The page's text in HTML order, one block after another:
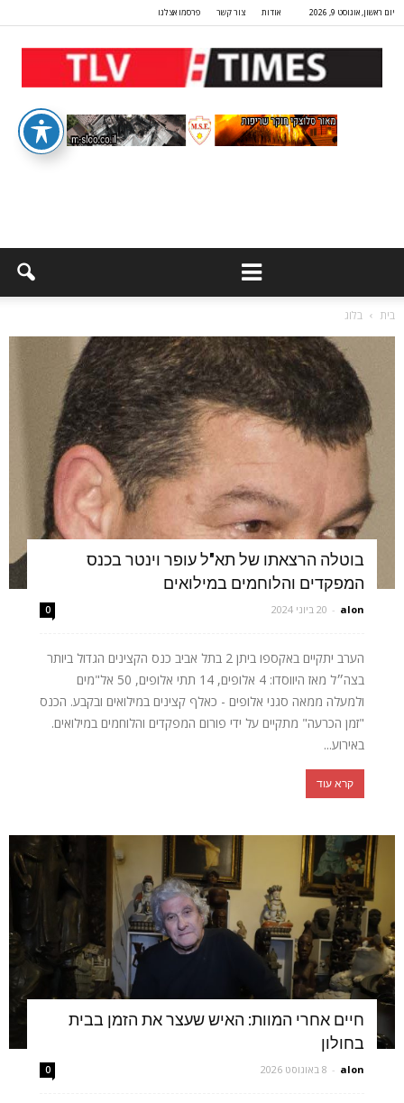
יום ראשון, אוגוסט 9, 2026 אודות צור קשר פרסמו אצלנו
בית בלוג
בוטלה הרצאתו של תא"ל עופר וינטר בכנס
המפקדים והלוחמים במילואים
alon
- 20 ביוני 2024 0
הערב יתקיים באקספו ביתן 2 בתל אביב כנס הקצינים הגדול ביותר
בצה״ל מאז היווסדו: 4 אלופים, 14 תתי אלופים, 50 אל"מים
ולמעלה ממאה סגני אלופים - כאלף קצינים במילואים ובקבע. הכנס
"זמן הכרעה" מתקיים על ידי פורום המפקדים והלוחמים במילואים.
באירוע...
קרא עוד
חיים אחרי המוות: האיש שעצר את הזמן בבית
בחולון
alon
- 8 באוגוסט 2026 0